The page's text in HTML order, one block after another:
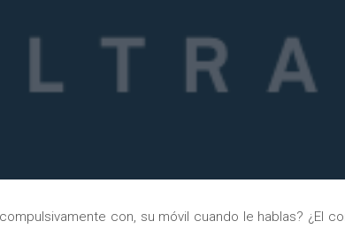
con, su móvil cuando le hablas? ¿El